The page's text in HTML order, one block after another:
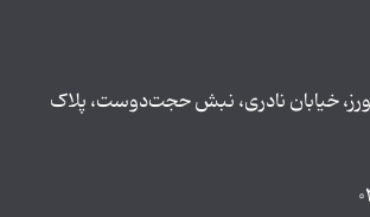
خیابان نادری، نبش حجت‌دوست، پلاک